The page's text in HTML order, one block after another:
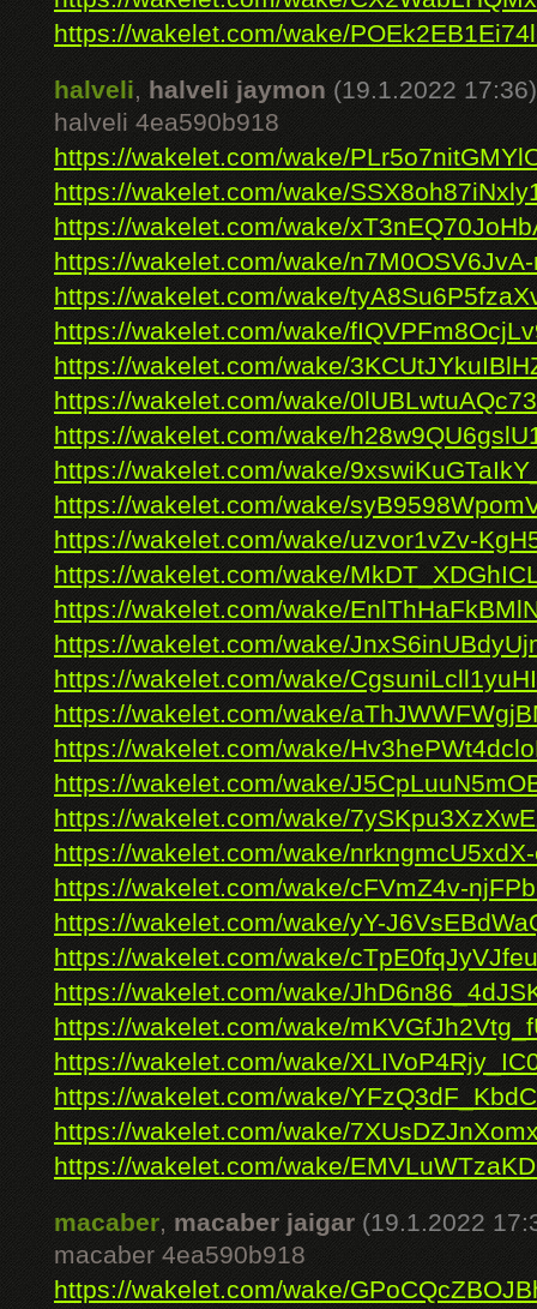
https://wakelet.com/wake/
halveli, halveli jaymon (19.1.2022 17:36)
halveli 4ea590b918
https://wakelet.com/wake/
https://wakelet.com/wake/
https://wakelet.com/wake/
https://wakelet.com/wake/
https://wakelet.com/wake/
https://wakelet.com/wake/
https://wakelet.com/wake/
https://wakelet.com/wake/
https://wakelet.com/wake/
https://wakelet.com/wake/
https://wakelet.com/wake/
https://wakelet.com/wake/uzvor1vZv-
https://wakelet.com/wake/
https://wakelet.com/wake/
https://wakelet.com/wake/
https://wakelet.com/wake/
https://wakelet.com/wake/
https://wakelet.com/wake/
https://wakelet.com/wake/
https://wakelet.com/wake/
https://wakelet.com/wake/
https://wakelet.com/wake/cFVmZ4v-
https://wakelet.com/wake/yY-
https://wakelet.com/wake/
https://wakelet.com/wake/
https://wakelet.com/wake/
https://wakelet.com/wake/
https://wakelet.com/wake/
https://wakelet.com/wake/
https://wakelet.com/wake/
macaber, macaber jaigar (19.1.2022
macaber 4ea590b918
https://wakelet.com/wake/